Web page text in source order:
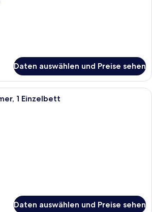
Daten auswählen und Preise sehen
Ein ordentlich bezogenes Bett mit
1 Einzelbett
Daten auswählen und Preise sehen